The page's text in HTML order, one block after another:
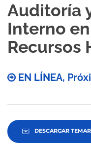
Auditoría
Interno
Recursos
EN LÍNEA,
DESCARGAR